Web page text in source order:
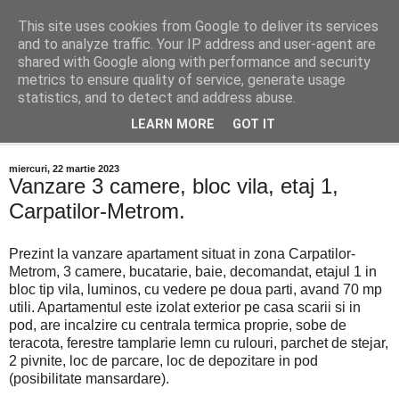
Distinct Imobiliare
Adrian Cocis 0742 129 909 ; Vasile Baciu 0768 440 185
miercuri, 22 martie 2023
Vanzare 3 camere, bloc vila, etaj 1,
Carpatilor-Metrom.
Prezint la vanzare apartament situat in zona Carpatilor-
Metrom, 3 camere, bucatarie, baie, decomandat, etajul 1 in
bloc tip vila, luminos, cu vedere pe doua parti, avand 70 mp
utili. Apartamentul este izolat exterior pe casa scarii si in
pod, are incalzire cu centrala termica proprie, sobe de
teracota, ferestre tamplarie lemn cu rulouri, parchet de stejar,
2 pivnite, loc de parcare, loc de depozitare in pod
(posibilitate mansardare).
This site uses cookies from Google to deliver its services
and to analyze traffic. Your IP address and user-agent are
shared with Google along with performance and security
metrics to ensure quality of service, generate usage
statistics, and to detect and address abuse.
LEARN MORE GOT IT